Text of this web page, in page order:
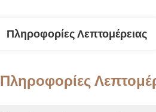
Πληροφορίες Λεπτομέρειας
Πληροφορίες